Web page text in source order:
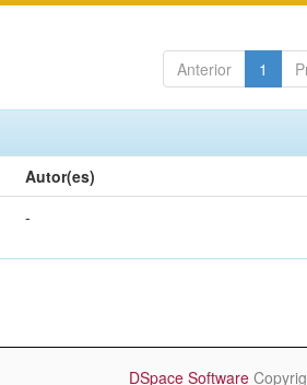
Anterior 1
Autor(es)
-
DSpace Software